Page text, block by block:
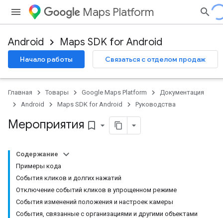
Maps Platform
Android Maps SDK for Android
Начало работы Связаться с отделом продаж
Главная Товары Google Maps Platform
Документация
Android
Maps SDK for Android Руководства
Мероприятия bookmark_border
Содержание
Примеры кода
События кликов и долгих нажатий
Отключение событий кликов в упрощенном режиме
События изменений положения и настроек камеры
События, связанные с организациями и другими объектами